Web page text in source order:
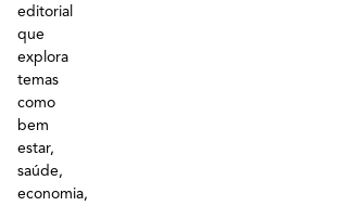
editorial
que
explora
temas
como
bem
estar,
saúde,
economia,